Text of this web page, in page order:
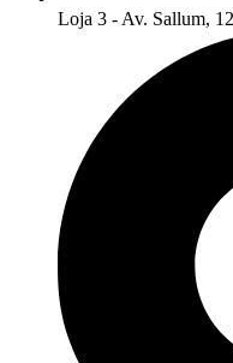
Loja 3 - Av. Sallum,